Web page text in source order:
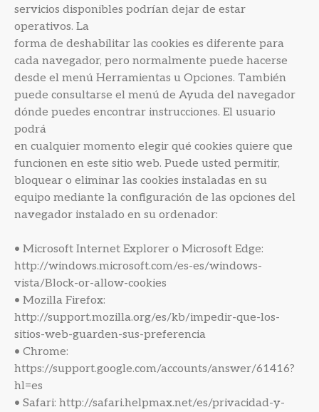
servicios disponibles podrían dejar de estar
operativos. La
forma de deshabilitar las cookies es diferente para
cada navegador, pero normalmente puede hacerse
desde el menú Herramientas u Opciones. También
puede consultarse el menú de Ayuda del navegador
dónde puedes encontrar instrucciones. El usuario
podrá
en cualquier momento elegir qué cookies quiere que
funcionen en este sitio web. Puede usted permitir,
bloquear o eliminar las cookies instaladas en su
equipo mediante la configuración de las opciones del
navegador instalado en su ordenador:
• Microsoft Internet Explorer o Microsoft Edge:
http://windows.microsoft.com/es-es/windows-
vista/Block-or-allow-cookies
• Mozilla Firefox:
http://support.mozilla.org/es/kb/impedir-que-los-
sitios-web-guarden-sus-preferencia
• Chrome:
https://support.google.com/accounts/answer/61416?
hl=es
• Safari: http://safari.helpmax.net/es/privacidad-y-